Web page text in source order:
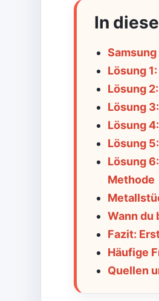
In
Lösung
Lösung
Lösung
Lösung
Lösung
Lösung
Methode
Wann du
Fazit:
Häufige
Quellen